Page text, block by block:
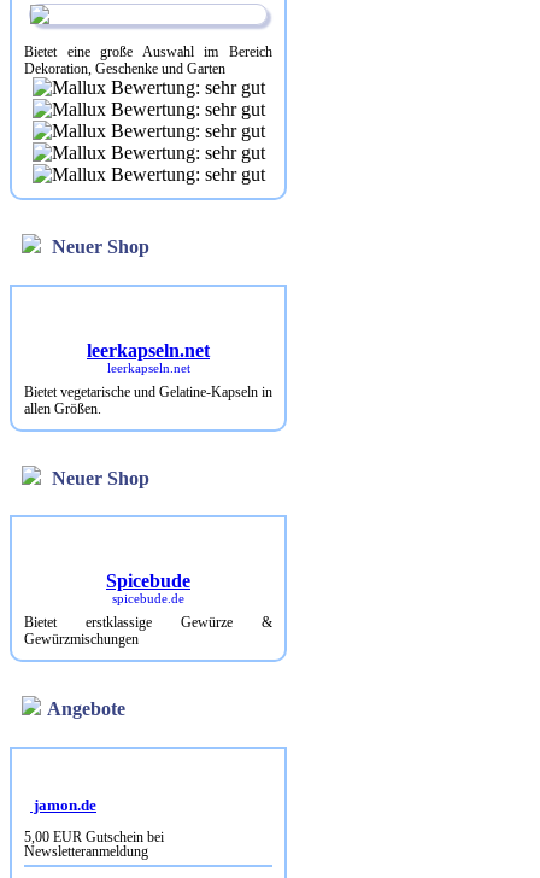
Bietet eine große Auswahl im Bereich
Dekoration, Geschenke und Garten
Neuer Shop
leerkapseln.net
leerkapseln.net
Bietet vegetarische und Gelatine-Kapseln in
allen Größen.
Neuer Shop
Spicebude
spicebude.de
Bietet erstklassige Gewürze &
Gewürzmischungen
Angebote
jamon.de
5,00 EUR Gutschein bei
Newsletteranmeldung